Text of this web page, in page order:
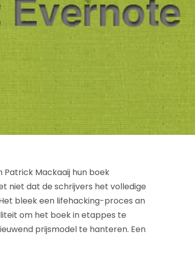
Patrick Mackaaij hun boek
niet dat de schrijvers het volledige
bleek een lifehacking-proces an
om het boek in etappes te
prijsmodel te hanteren. Een